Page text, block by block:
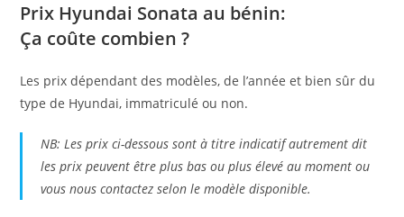
Prix Hyundai Sonata au bénin:
Ça coûte combien ?
Les prix dépendant des modèles, de l’année et bien sûr du
type de Hyundai, immatriculé ou non.
NB: Les prix ci-dessous sont à titre indicatif autrement dit
les prix peuvent être plus bas ou plus élevé au moment ou
vous nous contactez selon le modèle disponible.